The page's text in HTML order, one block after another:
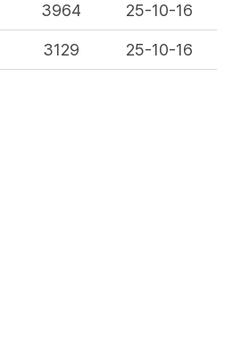
3964 25-10-16
3129 25-10-16